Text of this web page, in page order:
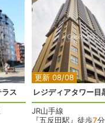
ス
更新 08/08
2
JR山手線
『五反田駅』徒歩7分